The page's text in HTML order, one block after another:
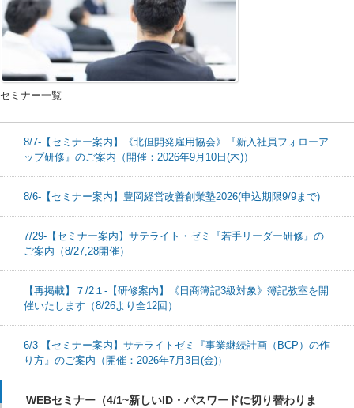
セミナー一覧
8/7-【セミナー案内】《北但開発雇用協会》『新入社員フォローア
ップ研修』のご案内（開催：2026年9月10日(木)）
8/6-【セミナー案内】豊岡経営改善創業塾2026(申込期限9/9まで)
7/29-【セミナー案内】サテライト・ゼミ『若手リーダー研修』の
ご案内（8/27,28開催）
【再掲載】７/2１-【研修案内】《日商簿記3級対象》簿記教室を開
催いたします（8/26より全12回）
6/3-【セミナー案内】サテライトゼミ『事業継続計画（BCP）の作
り方』のご案内（開催：2026年7月3日(金)）
WEBセミナー（4/1~新しいID・パスワードに切り替わりま